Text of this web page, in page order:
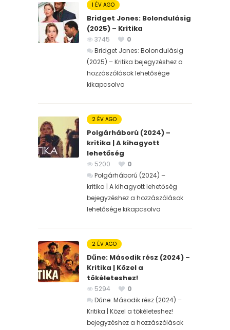
1 ÉV AGO
Bridget Jones: Bolondulásig
(2025) – Kritika
3745
0
Bridget Jones: Bolondulásig
(2025) – Kritika bejegyzéshez a
hozzászólások lehetősége
kikapcsolva
2 ÉV AGO
Polgárháború (2024) –
kritika | A kihagyott
lehetőség
5200
0
Polgárháború (2024) –
kritika | A kihagyott lehetőség
bejegyzéshez a hozzászólások
lehetősége kikapcsolva
2 ÉV AGO
Dűne: Második rész (2024) –
Kritika | Közel a
tökéleteshez!
5294
0
Dűne: Második rész (2024) –
Kritika | Közel a tökéleteshez!
bejegyzéshez a hozzászólások